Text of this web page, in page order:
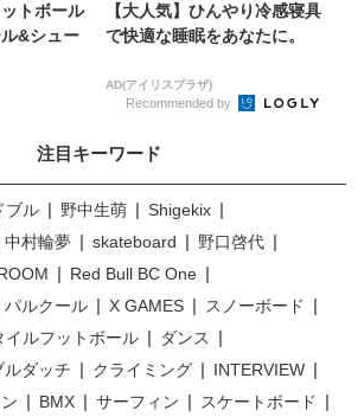
トボール
&シュー
【大人気】ひんやり冷感寝具
で快適な睡眠をあなたに。
AD(アイリスプラザ)
Recommended by
注目キーワード
ブル 野中生萌
Shigekix
中村輪夢 skateboard
野口啓代
Red Bull BC One
パルクール X GAMES
スノーボード
イルフットボール
ダンス
ルダッチ クライミング
INTERVIEW
BMX サーフィン
スケートボード